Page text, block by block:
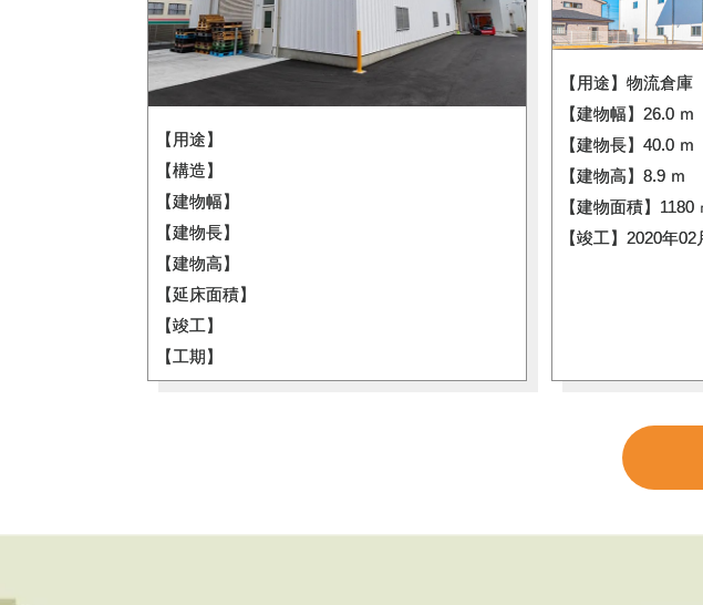
【用途】
【構造】
【建物幅】
【建物長】
【建物高】
【延床面積】
【竣工】
【工期】
【用途】物流倉庫
【建物幅】26.0 ｍ
【建物長】40.0 ｍ
【建物高】8.9 ｍ
【建物面積】1180
【竣工】2020年02